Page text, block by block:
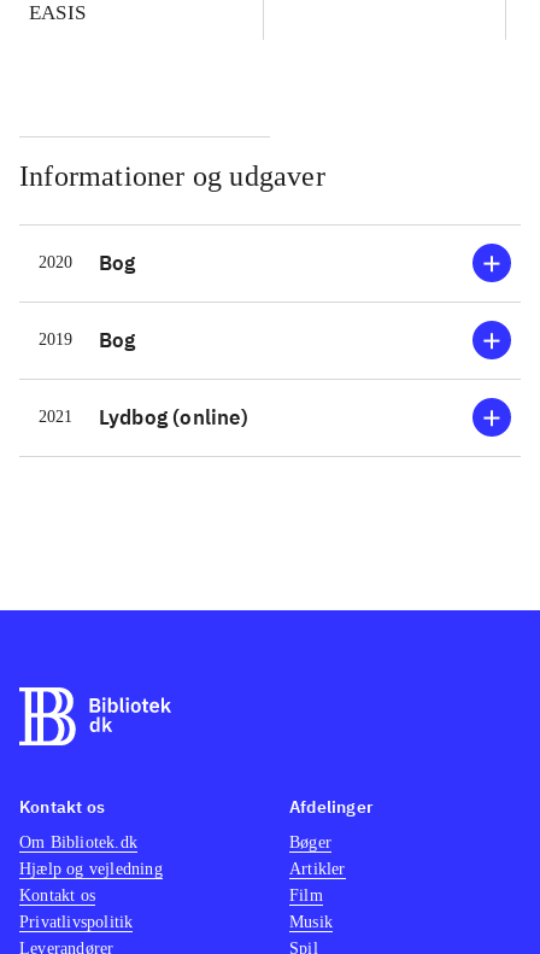
EASIS
Informationer og udgaver
2020 Bog
2019 Bog
2021 Lydbog (online)
Kontakt os
Om Bibliotek.dk
Hjælp og vejledning
Kontakt os
Privatlivspolitik
Leverandører
Afdelinger
Bøger
Artikler
Film
Musik
Spil